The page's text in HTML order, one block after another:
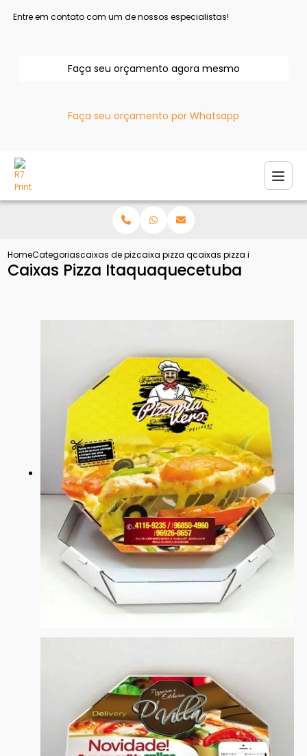
Entre em contato com um de nossos especialistas!
Faça seu orçamento agora mesmo
Faça seu orçamento por Whatsapp
HomeCategoriascaixas de pizzacaixa pizza quadrada
caixas pizza
Caixas Pizza Itaquaquecetuba